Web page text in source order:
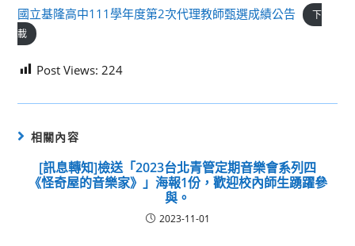
國立基隆高中111學年度第2次代理教師甄選成績公告
下
載
Post Views: 224
相關內容
[訊息轉知]檢送「2023台北青管定期音樂會系列四
《怪奇屋的音樂家》」海報1份，歡迎校內師生踴躍參
與。
2023-11-01